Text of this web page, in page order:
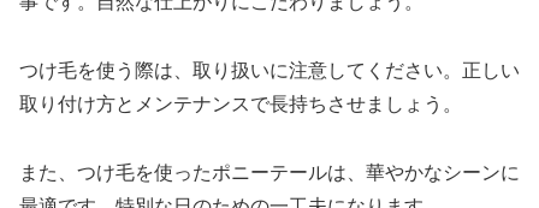
つけ毛を使う際は、取り扱いに注意してください。正しい
取り付け方とメンテナンスで長持ちさせましょう。
また、つけ毛を使ったポニーテールは、華やかなシーンに